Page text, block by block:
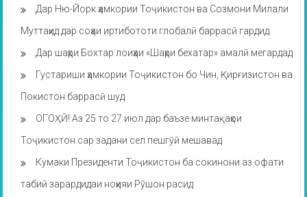
Дар Ню-Йорк ҳамкории Тоҷикистон ва Созмони Милали
Муттаҳид дар соҳаи иртибототи глобалӣ баррасӣ гардид
Дар шаҳри Бохтар лоиҳаи «Шаҳри бехатар» амалӣ мегардад
Густариши ҳамкории Тоҷикистон бо Чин, Қирғизистон ва
Покистон баррасӣ шуд
ОГОҲӢ! Аз 25 то 27 июл дар баъзе минтақаҳои
Тоҷикистон сар задани сел пешгӯӣ мешавад
Кумаки Президенти Тоҷикистон ба сокинони аз офати
табиӣ зарардидаи ноҳияи Рӯшон расид